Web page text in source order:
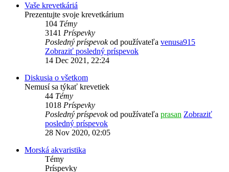
Vaše krevetkáriá
Prezentujte svoje krevetkárium
104 Témy
3141 Príspevky
Posledný príspevokod používateľa venusa915
Zobraziť posledný príspevok
14 Dec 2021, 22:24
Diskusia o všetkom
Nemusí sa týkať krevetiek
44 Témy
1018 Príspevky
Posledný príspevokod používateľa prasan Zobraziť
posledný príspevok
28 Nov 2020, 02:05
Morská akvaristika
Témy
Príspevky